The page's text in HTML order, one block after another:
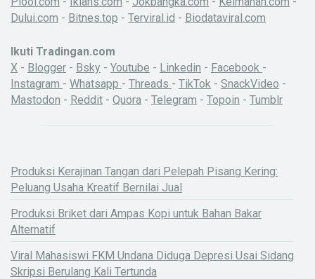
Dului.com - Bitnes.top - Terviral.id - Biodataviral.com
Ikuti Tradingan.com
X - Blogger - Bsky - Youtube - Linkedin - Facebook -
Instagram - Whatsapp - Threads - TikTok - SnackVideo -
Mastodon - Reddit - Quora - Telegram - Topoin - Tumblr
Produksi Kerajinan Tangan dari Pelepah Pisang Kering:
Peluang Usaha Kreatif Bernilai Jual
Produksi Briket dari Ampas Kopi untuk Bahan Bakar
Alternatif
Viral Mahasiswi FKM Undana Diduga Depresi Usai Sidang
Skripsi Berulang Kali Tertunda